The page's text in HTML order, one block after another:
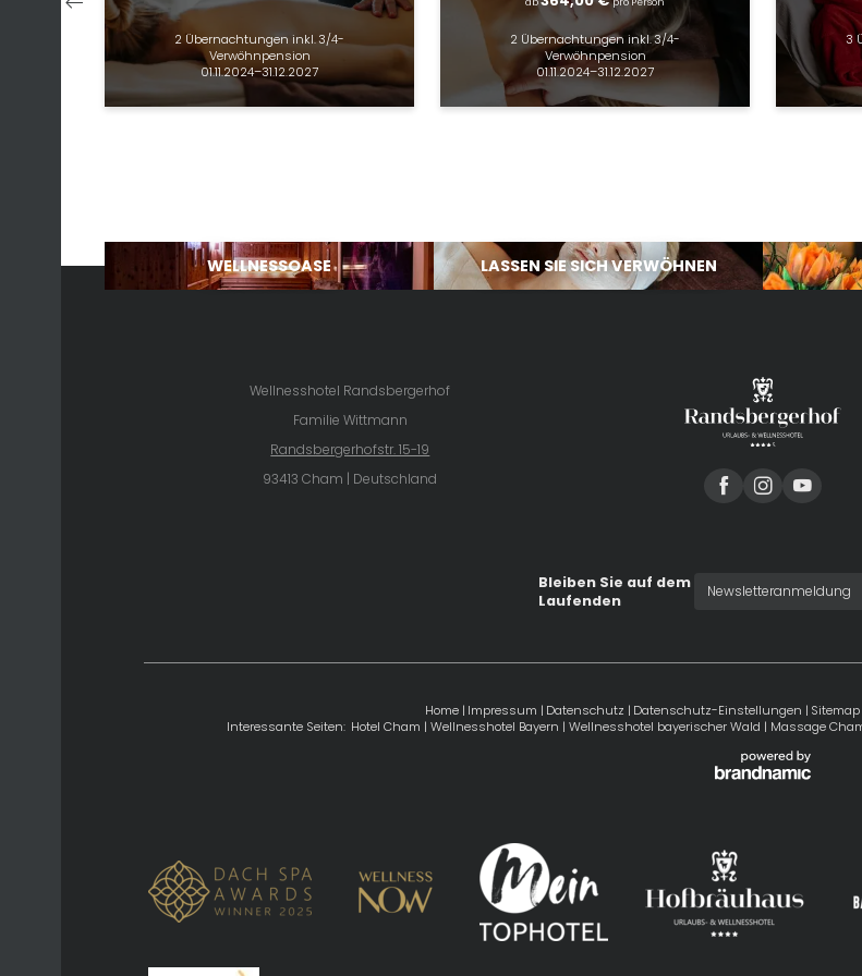
2 Übernachtungen inkl.3/4-
Verwöhnpension
01.11.2024–31.12.2027
2 Übernachtungen inkl.3/4-
Verwöhnpension
01.11.2024–31.12.2027
3
WELLNESSOASE LASSEN SIE SICH VERWÖHNEN
Wellnesshotel Randsbergerhof
Familie Wittmann
Randsbergerhofstr. 15-19
93413 Cham | Deutschland
Bleiben Sie auf dem
Laufenden
Newsletteranmeldung
Home | Impressum | Datenschutz | Datenschutz-Einstellungen | Sitemap
Interessante Seiten: Hotel Cham | Wellnesshotel Bayern | Wellnesshotel bayerischer Wald | Massage